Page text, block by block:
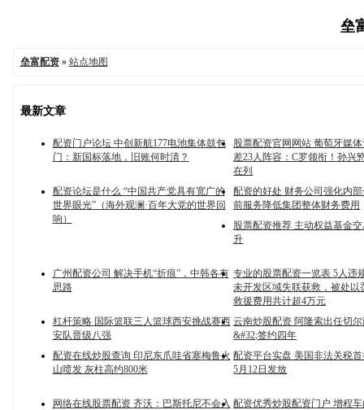
垒
垒富配资» 站点地图
最新文章
配资门户论坛 中创新航177电池集体鼓包
门：新国标落地，旧账何时清？
股票配资官网网站 葡萄牙媒
差23人阵容：C罗领衔！孙兴
在列
配资论坛是什么 “中国共产党具有宽广的
世界眼光”（海外观澜·百年大党的世界回
响）
配资的好处 财务公司强化内
前服务降低集团整体财务费用
股票配资推荐 主动权益基金
升
广州配资公司 解决手机“折痕”，中韩各有
思路
专业的股票配资一览表 5人违
未开发区域失联获救，被处以
救援费用共计超4万元
杠杆策略 国际篮联三人篮球西安挑战赛西
安队晋级八强
云南炒股配资 阿隆索出任切
&#32;签约四年
配资在线炒股查询 印尼东爪哇省塞梅鲁火
山喷发 灰柱高约800米
配资平台实盘 美国非法关税
5月12日发放
网络在线股票配资 齐沃：巴斯托尼不会入 配资优秀炒股配资门户 增程